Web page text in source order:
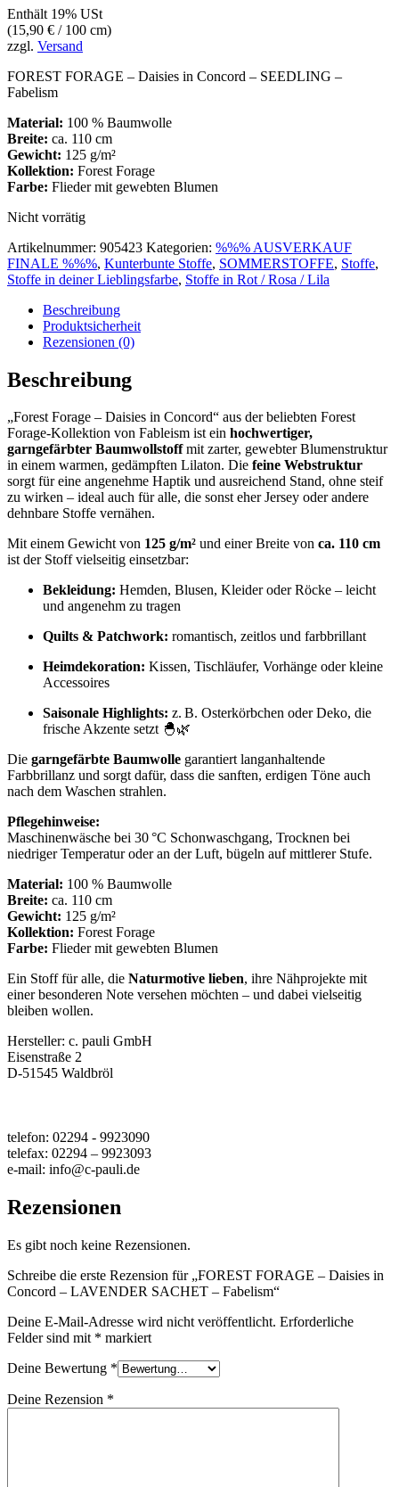
Enthält 19% USt
(15,90 € / 100 cm)
zzgl. Versand
FOREST FORAGE – Daisies in Concord – SEEDLING –
Fabelism
Material: 100 % Baumwolle
Breite: ca. 110 cm
Gewicht: 125 g/m²
Kollektion: Forest Forage
Farbe: Flieder mit gewebten Blumen
Nicht vorrätig
Artikelnummer: 905423 Kategorien: %%% AUSVERKAUF
FINALE %%%, Kunterbunte Stoffe, SOMMERSTOFFE, Stoffe,
Stoffe in deiner Lieblingsfarbe, Stoffe in Rot / Rosa / Lila
Beschreibung
Produktsicherheit
Rezensionen (0)
Beschreibung
„Forest Forage – Daisies in Concord“ aus der beliebten Forest
Forage-Kollektion von Fableism ist ein hochwertiger,
garngefärbter Baumwollstoffmit zarter, gewebter Blumenstruktur
in einem warmen, gedämpften Lilaton. Die feine Webstruktur
sorgt für eine angenehme Haptik und ausreichend Stand, ohne steif
zu wirken – ideal auch für alle, die sonst eher Jersey oder andere
dehnbare Stoffe vernähen.
Mit einem Gewicht von 125 g/m² und einer Breite von ca. 110 cm
ist der Stoff vielseitig einsetzbar:
Bekleidung: Hemden, Blusen, Kleider oder Röcke – leicht
und angenehm zu tragen
Quilts & Patchwork: romantisch, zeitlos und farbbrillant
Heimdekoration: Kissen, Tischläufer, Vorhänge oder kleine
Accessoires
Saisonale Highlights: z. B. Osterkörbchen oder Deko, die
frische Akzente setzt 🐣🌿
Die garngefärbte Baumwolle garantiert langanhaltende
Farbbrillanz und sorgt dafür, dass die sanften, erdigen Töne auch
nach dem Waschen strahlen.
Pflegehinweise:
Maschinenwäsche bei 30 °C Schonwaschgang, Trocknen bei
niedriger Temperatur oder an der Luft, bügeln auf mittlerer Stufe.
Material: 100 % Baumwolle
Breite: ca. 110 cm
Gewicht: 125 g/m²
Kollektion: Forest Forage
Farbe: Flieder mit gewebten Blumen
Ein Stoff für alle, die Naturmotive lieben, ihre Nähprojekte mit
einer besonderen Note versehen möchten – und dabei vielseitig
bleiben wollen.
Hersteller: c. pauli GmbH
Eisenstraße 2
D-51545 Waldbröl
telefon: 02294 - 9923090
telefax: 02294 – 9923093
e-mail: info@c-pauli.de
Rezensionen
Es gibt noch keine Rezensionen.
Schreibe die erste Rezension für „FOREST FORAGE – Daisies in
Concord – LAVENDER SACHET – Fabelism“
Deine E-Mail-Adresse wird nicht veröffentlicht. Erforderliche
Felder sind mit * markiert
Deine Bewertung *
Deine Rezension *